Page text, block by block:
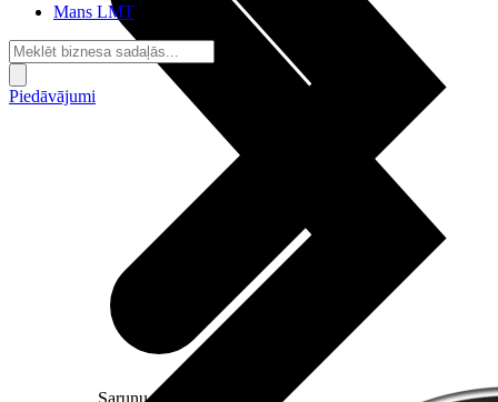
Sarunu pieslēgumi
Mans LMT
Piedāvājumi